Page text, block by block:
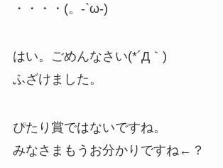
・・・・(。-`ω-)
はい。ごめんなさい(*´Д｀)
ふざけました。
ぴたり賞ではないですね。
みなさまもうお分かりですね←？